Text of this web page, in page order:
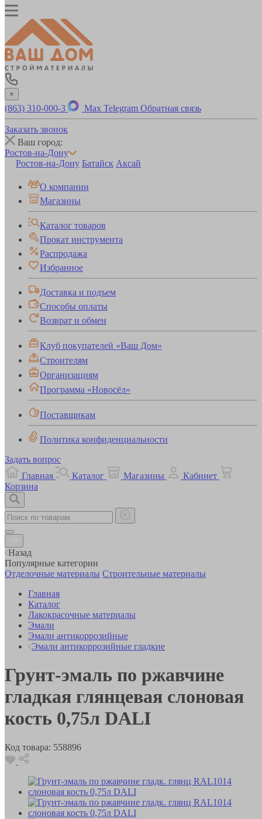
×
(863) 310-000-3 Max Telegram Обратная связь
Заказать звонок
Ваш город:
Ростов-на-Дону
Ростов-на-Дону Батайск Аксай
О компании
Магазины
Каталог товаров
Прокат инструмента
Распродажа
Избранное
Доставка и подъем
Способы оплаты
Возврат и обмен
Клуб покупателей «Ваш Дом»
Строителям
Организациям
Программа «Новосёл»
Поставщикам
Политика конфиденциальности
Задать вопрос
Главная
Каталог Магазины
Кабинет
Корзина
Назад
Популярные категории
Отделочные материалы Строительные материалы
Главная
Каталог
Лакокрасочные материалы
Эмали
Эмали антикоррозийные
Эмали антикоррозийные гладкие
Грунт-эмаль по ржавчине
гладкая глянцевая слоновая
кость 0,75л DALI
Код товара: 558896